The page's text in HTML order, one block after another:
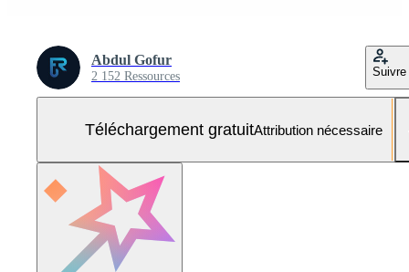
Abdul Gofur
2 152 Ressources Suivre
Téléchargement gratuitAttribution nécessaire